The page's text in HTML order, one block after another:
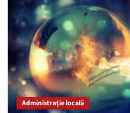
Administrație locală